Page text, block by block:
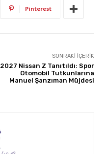
Pinterest
SONRAKI İÇERIK
2027 Nissan Z Tanıtıldı: Spor
Otomobil Tutkunlarına
Manuel Şanzıman Müjdesi